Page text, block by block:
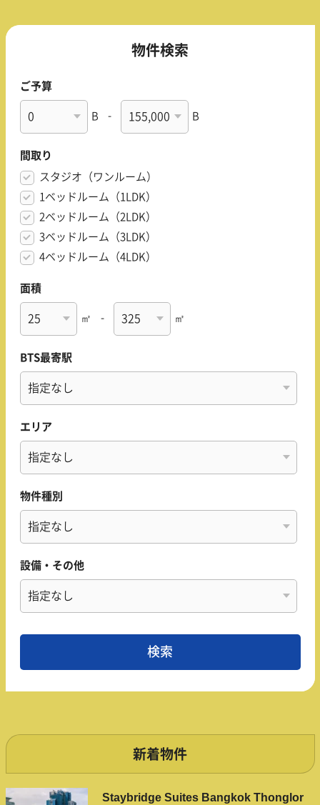
物件検索
ご予算
B - B
間取り
スタジオ（ワンルーム）
1ベッドルーム（1LDK）
2ベッドルーム（2LDK）
3ベッドルーム（3LDK）
4ベッドルーム（4LDK）
面積
㎡ - ㎡
BTS最寄駅
エリア
物件種別
設備・その他
新着物件
Staybridge Suites Bangkok Thonglor